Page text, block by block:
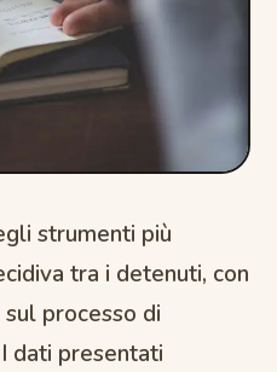
strumenti più
tra i detenuti, con
processo di
dati presentati